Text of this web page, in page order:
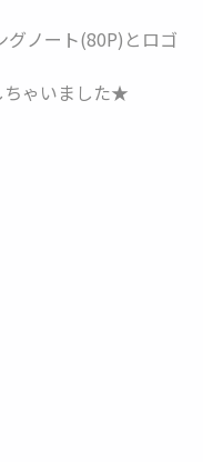
グノート(80P)とロゴ
ちゃいました★